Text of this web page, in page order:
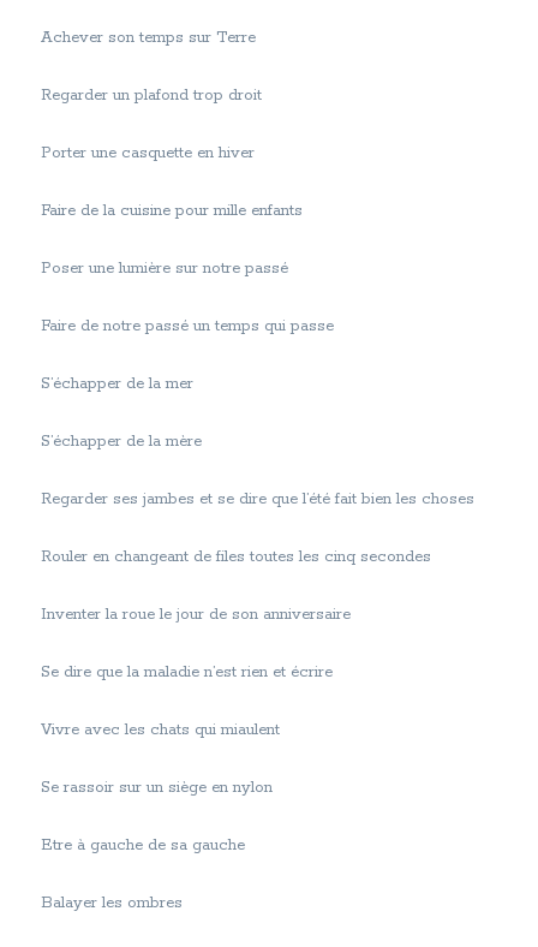
Achever son temps sur Terre
Regarder un plafond trop droit
Porter une casquette en hiver
Faire de la cuisine pour mille enfants
Poser une lumière sur notre passé
Faire de notre passé un temps qui passe
S’échapper de la mer
S’échapper de la mère
Regarder ses jambes et se dire que l’été fait bien les choses
Rouler en changeant de files toutes les cinq secondes
Inventer la roue le jour de son anniversaire
Se dire que la maladie n’est rien et écrire
Vivre avec les chats qui miaulent
Se rassoir sur un siège en nylon
Etre à gauche de sa gauche
Balayer les ombres